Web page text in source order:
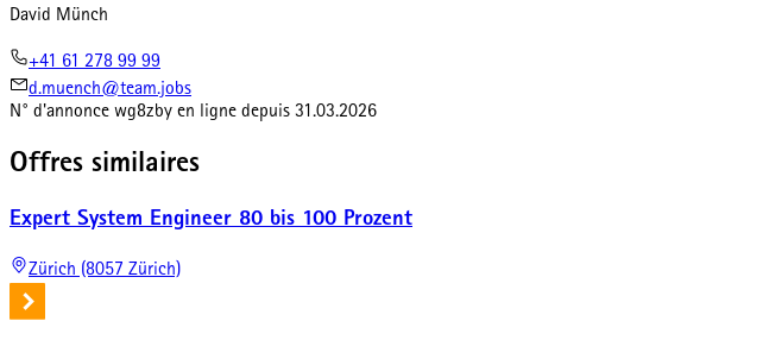
David Münch
+41 61 278 99 99
d.muench@team.jobs
N° d'annonce wg8zby en ligne depuis 31.03.2026
Offres similaires
Expert System Engineer 80 bis 100 Prozent
Zürich (8057 Zürich)